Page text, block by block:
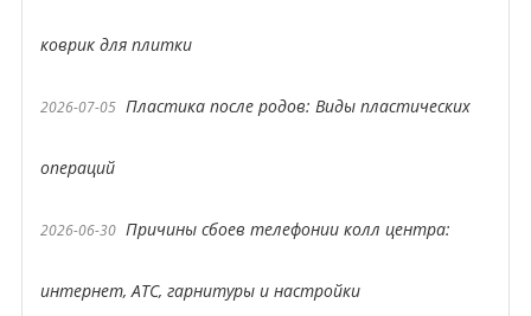
коврик для плитки
2026-07-05 Пластика после родов: Виды пластических
операций
2026-06-30 Причины сбоев телефонии колл центра:
интернет, АТС, гарнитуры и настройки